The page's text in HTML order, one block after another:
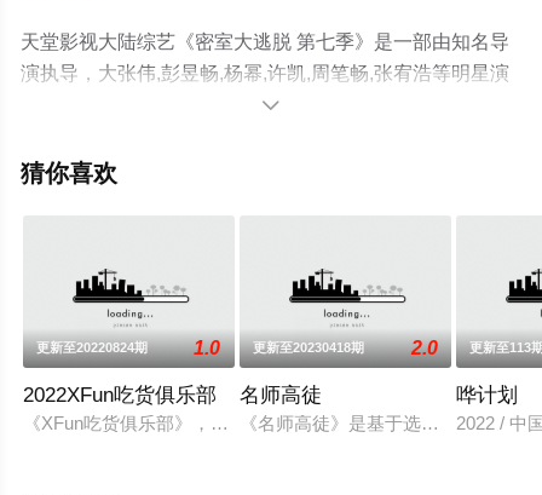
天堂影视大陆综艺《密室大逃脱 第七季》是一部由知名导
演执导，大张伟,彭昱畅,杨幂,许凯,周笔畅,张宥浩等明星演
员精彩演绎的中国大陆综艺，手机免费观看高清未删减完
瓣综艺、电视猫或剧情网等平台了解。

猜你喜欢
更新至20220824期 1.0
2022XFun吃货俱乐部
《XFun吃货俱乐部》，是由旅行美食达人刘雨鑫JASON主持
更新至20230418期 2.0
名师高徒
《名师高徒》是基于选秀综艺节目
更新至113
哗计划
2022 / 中